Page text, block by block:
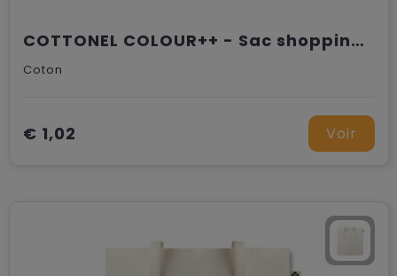
COTTONEL COLOUR++ - Sac shopping coton 180gr/m²
Coton
€ 1,02 Voir